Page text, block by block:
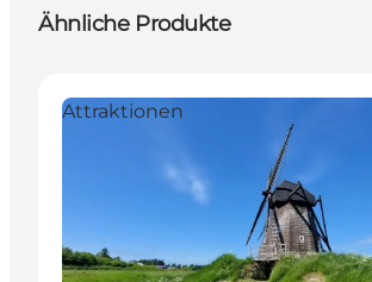
Ähnliche Produkte
Attraktionen